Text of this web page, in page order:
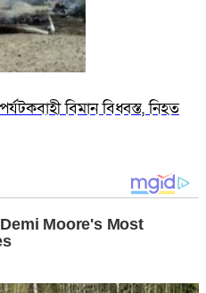
বিমান বিধ্বস্ত, নিহত